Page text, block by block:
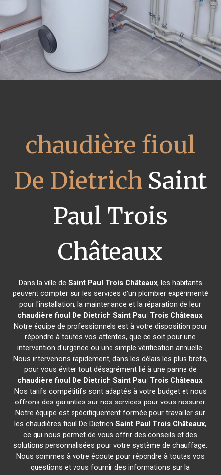
chaudière fioul
De Dietrich Saint
Paul Trois
Châteaux
Dans la ville de Saint Paul Trois Châteaux, les habitants
peuvent compter sur les services d'un plombier expérimenté
pour l'installation, la maintenance et la réparation de leur
chaudière fioul De Dietrich Saint Paul Trois Châteaux.
Notre équipe de professionnels est à votre disposition pour
répondre à toutes vos attentes, que ce soit pour une
intervention d'urgence ou une simple vérification annuelle.
Nous intervenons rapidement, dans les délais les plus brefs,
pour vous éviter tout désagrément lié à une panne de
chaudière fioul De Dietrich Saint Paul Trois Châteaux.
Nos tarifs compétitifs sont adaptés à votre budget et nous
offrons des garanties sur nos services pour vous rassurer.
Notre équipe est spécifiquement formée pour travailler sur
les chaudières fioul De DietrichSaint Paul Trois Châteaux,
ce qui nous permet de vous offrir des conseils et des
solutions personnalisées pour votre système de chauffage.
Nous sommes à votre écoute pour répondre à toutes vos
questions et vous fournir des informations sur la